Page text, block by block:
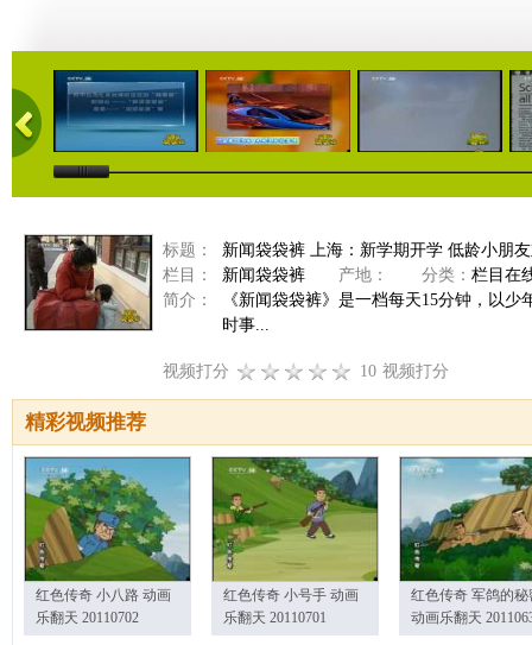
01:24 01:26 01:21
标题：
新闻袋袋裤 上海：新学期开学 低龄小朋
栏目：
新闻袋袋裤 产地： 分类： 栏目在
简介：
《新闻袋袋裤》是一档每天15分钟，以
时事...
视频打分 10 视频打分
精彩视频推荐
红色传奇 小八路 动画
乐翻天 20110702
红色传奇 小号手 动画
乐翻天 20110701
红色传奇 军鸽的秘
动画乐翻天